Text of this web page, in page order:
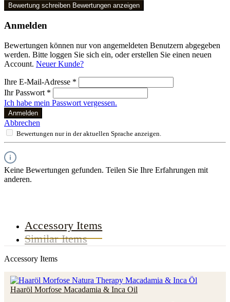
Bewertung schreiben Bewertungen anzeigen
Anmelden
Bewertungen können nur von angemeldeten Benutzern abgegeben
werden. Bitte loggen Sie sich ein, oder erstellen Sie einen neuen
Account. Neuer Kunde?
Ihre E-Mail-Adresse *
Ihr Passwort *
Ich habe mein Passwort vergessen.
Anmelden
Abbrechen
Bewertungen nur in der aktuellen Sprache anzeigen.
Keine Bewertungen gefunden. Teilen Sie Ihre Erfahrungen mit
anderen.
Accessory Items
Similar Items
Accessory Items
Haaröl Morfose Macadamia & Inca Oil